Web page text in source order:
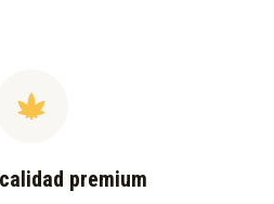
premium